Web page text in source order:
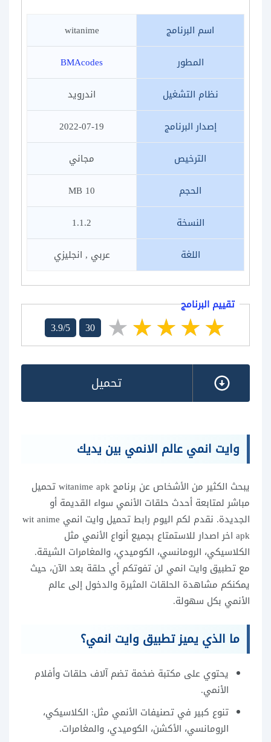
اسم البرنامج
witanime
المطور
BMAcodes
نظام التشغيل
اندرويد
إصدار البرنامج
2022-07-19
الترخيص
مجاني
الحجم
10 MB
النسخة
1.1.2
اللغة
عربي , انجليزي
تقييم البرنامج
3.9/5 30
تحميل
وايت انمي عالم الانمي بين يديك
يبحث الكثير من الأشخاص عن برنامج witanime apk تحميل
مباشر لمتابعة أحدث حلقات الأنمي سواء القديمة أو
الجديدة. نقدم لكم اليوم رابط تحميل وايت انمي wit anime
apk اخر اصدار للاستمتاع بجميع أنواع الأنمي مثل
الكلاسيكي، الرومانسي، الكوميدي، والمغامرات الشيقة.
مع تطبيق وايت انمي لن تفوتكم أي حلقة بعد الآن، حيث
يمكنكم مشاهدة الحلقات المثيرة والدخول إلى عالم
الأنمي بكل سهولة.
ما الذي يميز تطبيق وايت انمي؟
يحتوي على مكتبة ضخمة تضم آلاف حلقات وأفلام
الأنمي.
تنوع كبير في تصنيفات الأنمي مثل: الكلاسيكي،
الرومانسي، الأكشن، الكوميدي، والمغامرات.